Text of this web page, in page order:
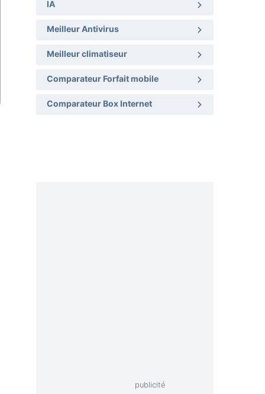
IA
Meilleur Antivirus
Meilleur climatiseur
Comparateur Forfait mobile
Comparateur Box Internet